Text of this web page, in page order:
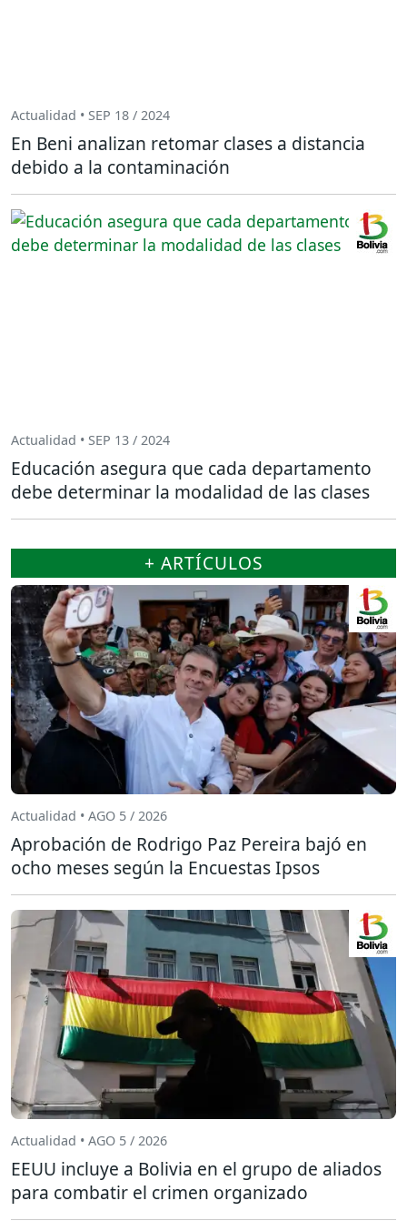
Actualidad • SEP 18 / 2024
En Beni analizan retomar clases a distancia
debido a la contaminación
Actualidad • SEP 13 / 2024
Educación asegura que cada departamento
debe determinar la modalidad de las clases
+ ARTÍCULOS
Actualidad • AGO 5 / 2026
Aprobación de Rodrigo Paz Pereira bajó en
ocho meses según la Encuestas Ipsos
Actualidad • AGO 5 / 2026
EEUU incluye a Bolivia en el grupo de aliados
para combatir el crimen organizado